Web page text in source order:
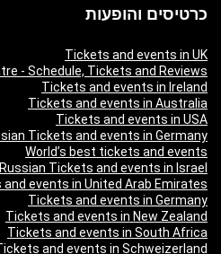
כרטיסים והופעות
Tickets and events in UK
- Schedule, Tickets and Reviews
Tickets and events in Ireland
Tickets and events in Australia
Tickets and events in USA
Tickets and events in Germany
World’s best tickets and events
Russian Tickets and events in Israel
events in United Arab Emirates
Tickets and events in Germany
Tickets and events in New Zealand
Tickets and events in South Africa
and events in Schweizerland